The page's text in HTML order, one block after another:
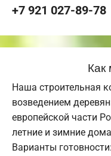
+7 921 027-89-78
Наша строительная
возведением
европейской части
летние и зимние
Варианты